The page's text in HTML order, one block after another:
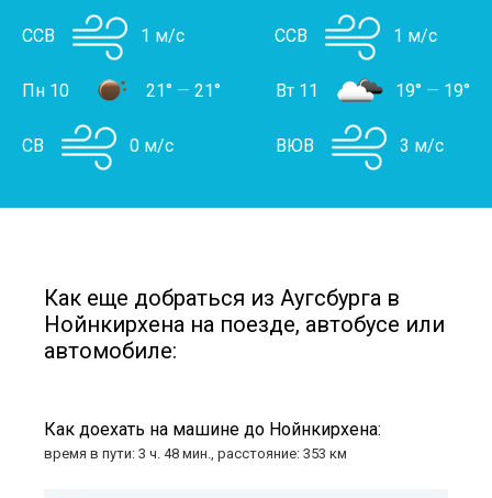
ССВ 1 м/с ССВ 1 м/с
Пн 10 21° — 21°
СВ 0 м/с
Вт 11 19° — 19°
ВЮВ 3 м/с
Как еще добраться из Аугсбурга в
Нойнкирхена на поезде, автобусе или
автомобиле:
Как доехать на машине до Нойнкирхена:
время в пути: 3 ч. 48 мин., расстояние: 353 км